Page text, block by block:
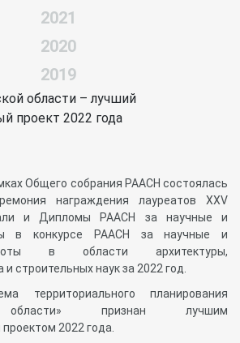
2021
2020
2019
Общего собрания РААСН состоялась
награждения лауреатов XXV
и Дипломы РААСН за научные и
в конкурсе РААСН за научные и
в области архитектуры,
строительных наук за 2022 год.
территориального планирования
области» признан лучшим
2022 года.